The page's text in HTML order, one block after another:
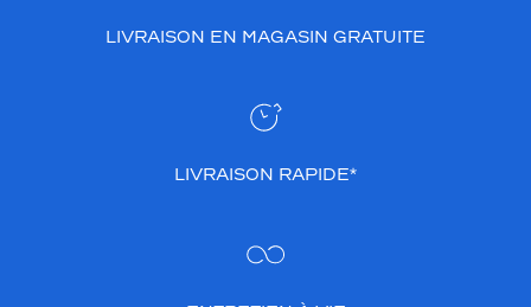
LIVRAISON EN MAGASIN GRATUITE
LIVRAISON RAPIDE*